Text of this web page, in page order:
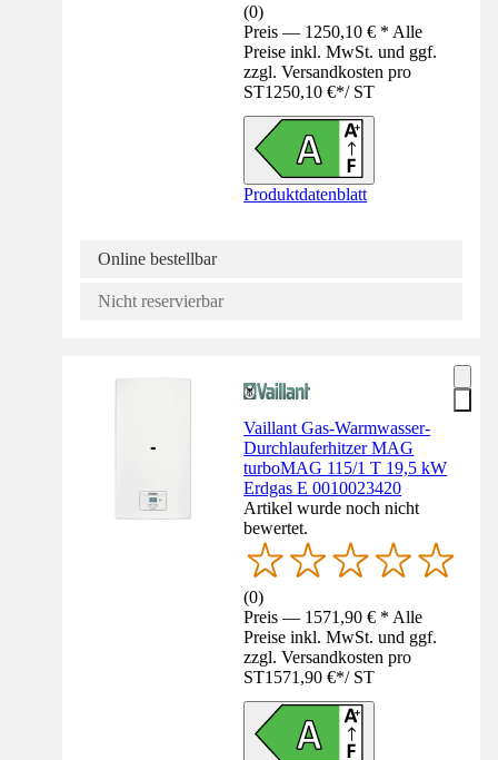
(0)
Preis — 1250,10 € * Alle
Preise inkl. MwSt. und ggf.
zzgl. Versandkosten pro
ST1250,10 €*/ ST
Produktdatenblatt
Online bestellbar
Nicht reservierbar
Vaillant Gas-Warmwasser-
Durchlauferhitzer MAG
turboMAG 115/1 T 19,5 kW
Erdgas E 0010023420
Artikel wurde noch nicht
bewertet.
(0)
Preis — 1571,90 € * Alle
Preise inkl. MwSt. und ggf.
zzgl. Versandkosten pro
ST1571,90 €*/ ST